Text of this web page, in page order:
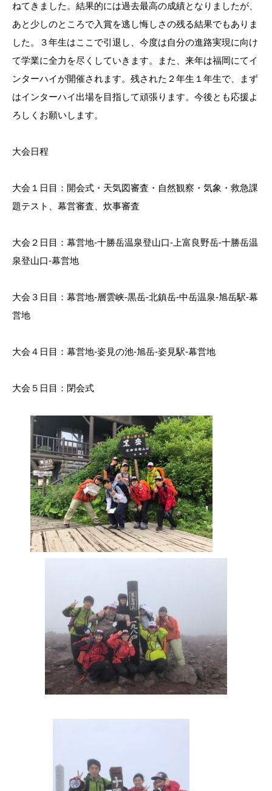
ねてきました。結果的には過去最高の成績となりましたが、
あと少しのところで入賞を逃し悔しさの残る結果でもありま
した。３年生はここで引退し、今度は自分の進路実現に向け
て学業に全力を尽くしていきます。また、来年は福岡にてイ
ンターハイが開催されます。残された２年生１年生で、まず
はインターハイ出場を目指して頑張ります。今後とも応援よ
ろしくお願いします。
大会日程
大会１日目：開会式・天気図審査・自然観察・気象・救急課
題テスト、幕営審査、炊事審査
大会２日目：幕営地-十勝岳温泉登山口-上富良野岳-十勝岳温
泉登山口-幕営地
大会３日目：幕営地-層雲峡-黒岳-北鎮岳-中岳温泉-旭岳駅-幕
営地
大会４日目：幕営地-姿見の池-旭岳-姿見駅-幕営地
大会５日目：閉会式